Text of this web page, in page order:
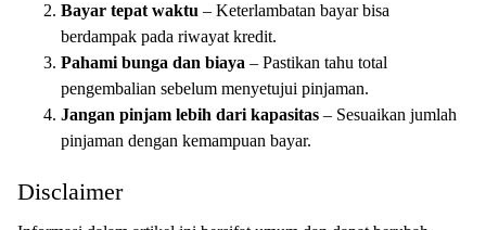
Bayar tepat waktu – Keterlambatan bayar bisa
berdampak pada riwayat kredit.
Pahami bunga dan biaya – Pastikan tahu total
pengembalian sebelum menyetujui pinjaman.
Jangan pinjam lebih dari kapasitas – Sesuaikan jumlah
pinjaman dengan kemampuan bayar.
Disclaimer